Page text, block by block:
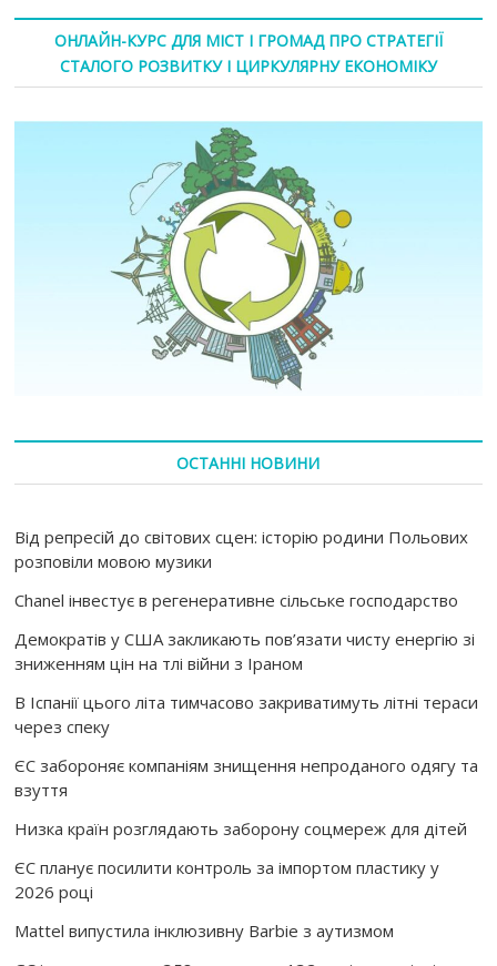
ОНЛАЙН-КУРС ДЛЯ МІСТ І ГРОМАД ПРО СТРАТЕГІЇ
СТАЛОГО РОЗВИТКУ І ЦИРКУЛЯРНУ ЕКОНОМІКУ
ОСТАННІ НОВИНИ
Від репресій до світових сцен: історію родини Польових
розповіли мовою музики
Chanel інвестує в регенеративне сільське господарство
Демократів у США закликають пов’язати чисту енергію зі
зниженням цін на тлі війни з Іраном
В Іспанії цього літа тимчасово закриватимуть літні тераси
через спеку
ЄС забороняє компаніям знищення непроданого одягу та
взуття
Низка країн розглядають заборону соцмереж для дітей
ЄС планує посилити контроль за імпортом пластику у
2026 році
Mattel випустила інклюзивну Barbie з аутизмом